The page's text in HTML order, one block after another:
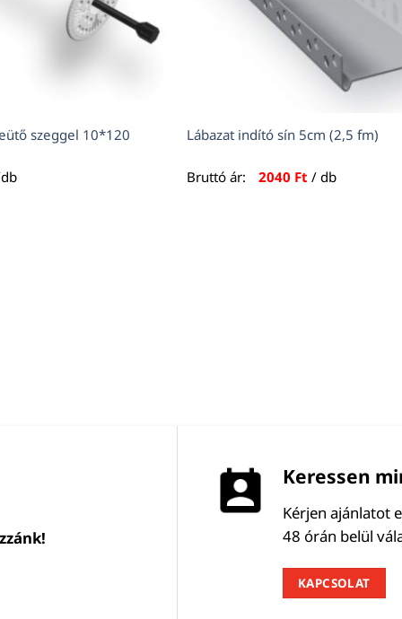
szeggel 10*120 Lábazat indító sín 5cm (2,5 fm)
Bruttó ár: 2040 Ft / db
Keressen
Kérjen ajánlatot
48 órán belül
KAPCSOLAT